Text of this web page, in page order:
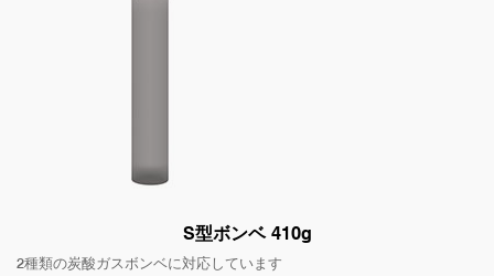
S型ボンベ 410g
2種類の炭酸ガスボンベに対応しています